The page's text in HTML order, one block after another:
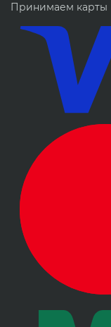
Принимаем карты